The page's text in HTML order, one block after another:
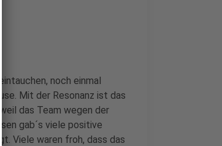
noch einmal
Mit der Resonanz ist das
das Team wegen der
gab´s viele positive
Viele waren froh, dass das